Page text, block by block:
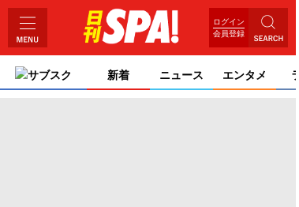
ログイン
会員登録
サブスク 新着 ニュース エンタメ